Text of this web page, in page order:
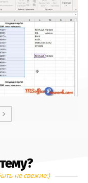
не свежие:)